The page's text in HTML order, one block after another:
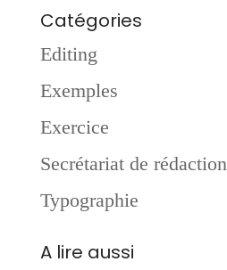
Catégories
Editing
Exemples
Exercice
Secrétariat de rédaction
Typographie
A lire aussi